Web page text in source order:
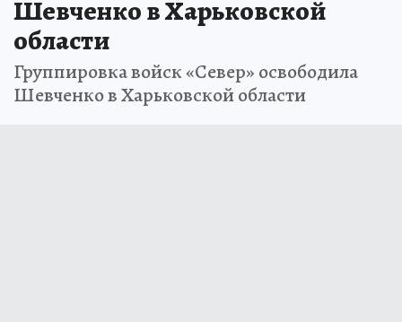
Шевченко в Харьковской
области
Группировка войск «Север» освободила
Шевченко в Харьковской области